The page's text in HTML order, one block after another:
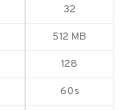
32
512 MB
128
60s